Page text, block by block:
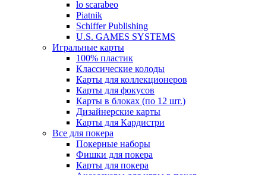
lo scarabeo
Piatnik
Schiffer Publishing
U.S. GAMES SYSTEMS
Игральные карты
100% пластик
Классические колоды
Карты для коллекционеров
Карты для фокусов
Карты в блоках (по 12 шт.)
Дизайнерские карты
Карты для Кардистри
Все для покера
Покерные наборы
Фишки для покера
Карты для покера